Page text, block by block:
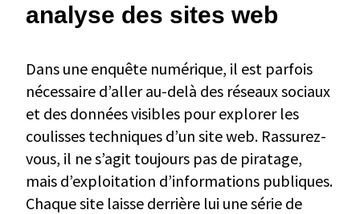
analyse des sites web
Dans une enquête numérique, il est parfois
nécessaire d’aller au-delà des réseaux sociaux
et des données visibles pour explorer les
coulisses techniques d’un site web. Rassurez-
vous, il ne s’agit toujours pas de piratage,
mais d’exploitation d’informations publiques.
Chaque site laisse derrière lui une série de